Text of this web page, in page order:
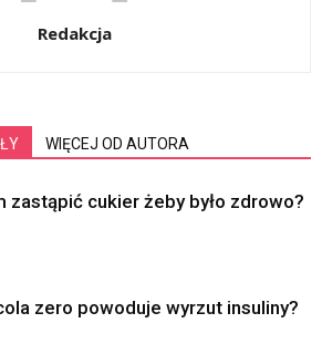
Redakcja
WIĘCEJ OD AUTORA
zastąpić cukier żeby było zdrowo?
zero powoduje wyrzut insuliny?